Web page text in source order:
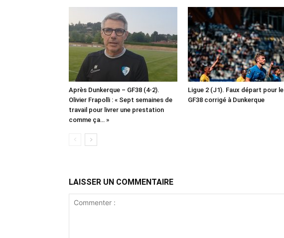
Après Dunkerque – GF38 (4-2).
Olivier Frapolli : « Sept semaines de
travail pour livrer une prestation
comme ça… »
Ligue 2 (J1). Faux départ pour le
GF38 corrigé à Dunkerque
LAISSER UN COMMENTAIRE